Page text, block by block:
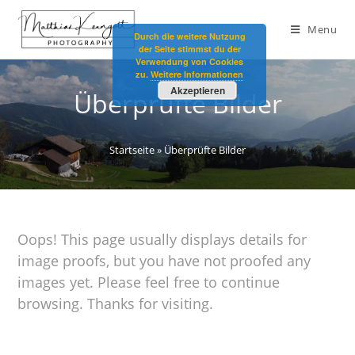
Menu
Überprüfte Bilder
Startseite» Überprüfte Bilder
Oops! This page usually displays details for
image proofs, but you have not proofed any
images yet. Please feel free to continue
browsing. Thanks for visiting.
Durch die weitere Nutzung
der Seite stimmst du der
Verwendung von Cookies
zu. Weitere Informationen
Akzeptieren